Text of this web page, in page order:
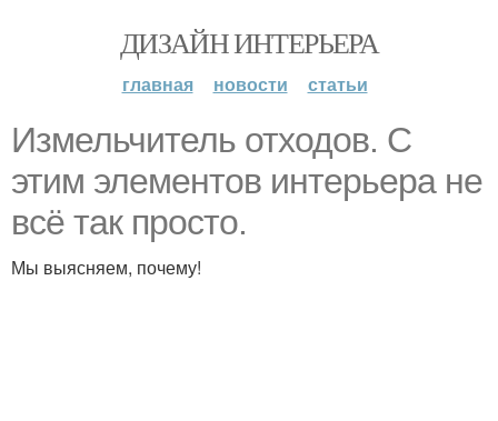
ДИЗАЙН ИНТЕРЬЕРА
главная новости статьи
Измельчитель отходов. С
этим элементов интерьера не
всё так просто.
Мы выясняем, почему!